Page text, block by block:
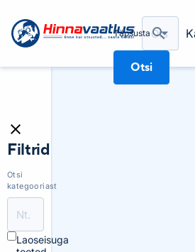
Täpsusta
Otsi
Filtrid
Otsi
kategooriast
Laoseisuga